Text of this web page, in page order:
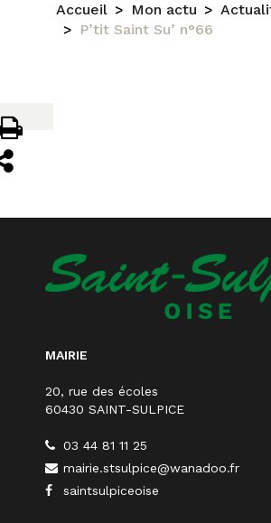
Accueil Mon actu
P’tit Saint Su’ n°66
MAIRIE
20, rue des écoles
60430 SAINT-SULPICE
03 44 81 11 25
mairie.stsulpice@wanadoo.fr
saintsulpiceoise